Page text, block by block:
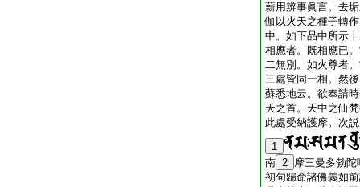
薪用辨事眞言。去
伽以火天之種子轉
中。如下品中所示
相應者。既相應已
二無別。如火尊者
三處皆同一相。然
蘇悉地云。欲奉請
天之首。天中之仙
此處受納護摩。次
1
南 2 摩三曼多勃
初句歸命諸佛義如